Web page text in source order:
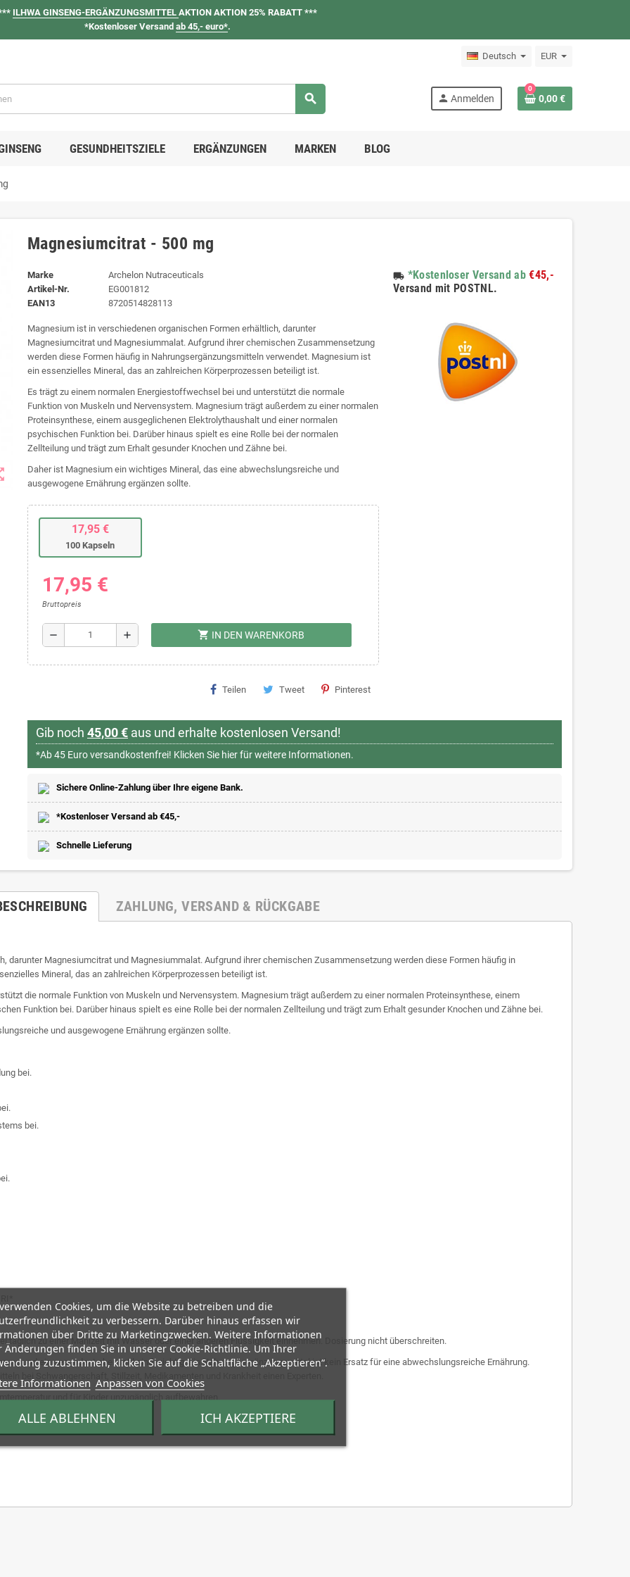
ILHWA GINSENG-ERGÄNZUNGSMITTEL AKTION AKTION 25% RABATT ***
*Kostenloser Versand ab 45,- euro*.
Deutsch EUR
search person Anmelden
0
0,00 €
GESUNDHEITSZIELE ERGÄNZUNGEN MARKEN BLOG
Magnesiumcitrat - 500 mg
Marke
Archelon Nutraceuticals
Artikel-Nr.
EG001812
EAN13
8720514828113
Magnesium ist in verschiedenen organischen Formen erhältlich, darunter
Magnesiumcitrat und Magnesiummalat. Aufgrund ihrer chemischen Zusammensetzung
werden diese Formen häufig in Nahrungsergänzungsmitteln verwendet. Magnesium ist
ein essenzielles Mineral, das an zahlreichen Körperprozessen beteiligt ist.
Es trägt zu einem normalen Energiestoffwechsel bei und unterstützt die normale
Funktion von Muskeln und Nervensystem. Magnesium trägt außerdem zu einer normalen
Proteinsynthese, einem ausgeglichenen Elektrolythaushalt und einer normalen
psychischen Funktion bei. Darüber hinaus spielt es eine Rolle bei der normalen
Zellteilung und trägt zum Erhalt gesunder Knochen und Zähne bei.
Daher ist Magnesium ein wichtiges Mineral, das eine abwechslungsreiche und
ausgewogene Ernährung ergänzen sollte.
17,95 €
100 Kapseln
17,95 €
Bruttopreis
remove add shopping_cart IN DEN WARENKORB
Teilen Tweet Pinterest
local_shipping *Kostenloser Versand ab €45,-
Versand mit POSTNL.
Gib noch 45,00 € aus und erhalte kostenlosen Versand!
*Ab 45 Euro versandkostenfrei! Klicken Sie hier für weitere Informationen.
Sichere Online-Zahlung über Ihre eigene Bank.
*Kostenloser Versand ab €45,-
Schnelle Lieferung
ZAHLUNG, VERSAND & RÜCKGABE
darunter Magnesiumcitrat und Magnesiummalat. Aufgrund ihrer chemischen Zusammensetzung werden diese Formen häufig in
Mineral, das an zahlreichen Körperprozessen beteiligt ist.
die normale Funktion von Muskeln und Nervensystem. Magnesium trägt außerdem zu einer normalen Proteinsynthese, einem
Funktion bei. Darüber hinaus spielt es eine Rolle bei der normalen Zellteilung und trägt zum Erhalt gesunder Knochen und Zähne bei.
und ausgewogene Ernährung ergänzen sollte.
bei.
bei.
täglich zu einer Mahlzeit mit Wasser oder einer anderen Flüssigkeit einnehmen. Dosierung nicht überschreiten.
und ein gesunder Lebensstil sind wichtig. Ein Nahrungsergänzungsmittel ist kein Ersatz für eine abwechslungsreiche Ernährung.
bei Schwangerschaft, Stillzeit, Medikamenten und Krankheit einen Experten.
und für Kinder unzugänglich aufbewahren.
Fisch, Schalentiere und Nüsse.
Cookies, um die Website zu betreiben und die
zu verbessern. Darüber hinaus erfassen wir
über Dritte zu Marketingzwecken. Weitere Informationen
Änderungen finden Sie in unserer Cookie-Richtlinie. Um Ihrer
zuzustimmen, klicken Sie auf die Schaltfläche „Akzeptieren“.
Informationen Anpassen von Cookies
ALLE ABLEHNEN ICH AKZEPTIERE